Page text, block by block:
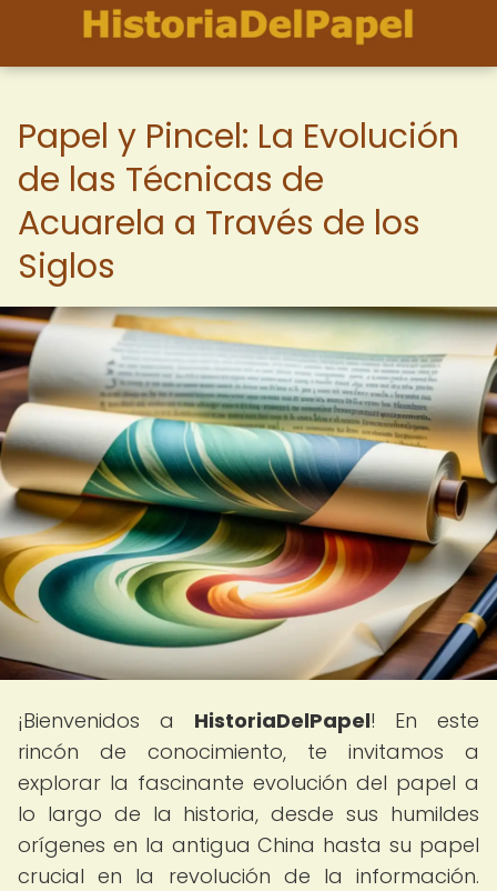
Papel y Pincel: La Evolución
de las Técnicas de
Acuarela a Través de los
Siglos
¡Bienvenidos a HistoriaDelPapel! En este
rincón de conocimiento, te invitamos a
explorar la fascinante evolución del papel a
lo largo de la historia, desde sus humildes
orígenes en la antigua China hasta su papel
crucial en la revolución de la información.